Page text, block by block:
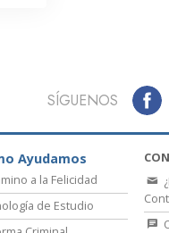
SÍGUENOS
Ayudamos
a la Felicidad
de Estudio